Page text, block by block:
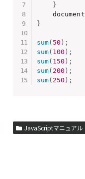
}
    document
}
sum( 50 ) ;
sum( 100 ) ;
sum( 150 ) ;
sum( 200 ) ;
sum( 250 ) ;
JavaScriptマニュアル